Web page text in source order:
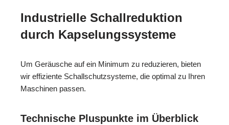
Industrielle Schallreduktion
durch Kapselungssysteme
Um Geräusche auf ein Minimum zu reduzieren, bieten
wir effiziente Schallschutzsysteme, die optimal zu Ihren
Maschinen passen.
Technische Pluspunkte im Überblick